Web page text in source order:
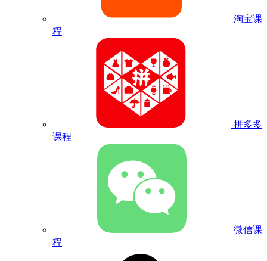
淘宝课
程
拼多多
课程
微信课
程